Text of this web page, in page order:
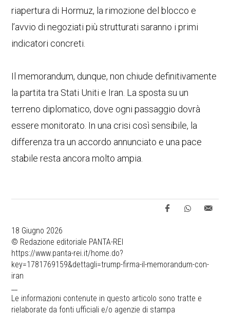
riapertura di Hormuz, la rimozione del blocco e
l’avvio di negoziati più strutturati saranno i primi
indicatori concreti.
Il memorandum, dunque, non chiude definitivamente
la partita tra Stati Uniti e Iran. La sposta su un
terreno diplomatico, dove ogni passaggio dovrà
essere monitorato. In una crisi così sensibile, la
differenza tra un accordo annunciato e una pace
stabile resta ancora molto ampia.
18 Giugno 2026
© Redazione editoriale PANTA-REI
https://www.panta-rei.it/home.do?
key=1781769159&dettagli=trump-firma-il-memorandum-con-
iran
Le informazioni contenute in questo articolo sono tratte e
rielaborate da fonti ufficiali e/o agenzie di stampa